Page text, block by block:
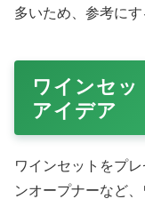
多いため、参考にす
ワインセ
アイデア
ワインセットをプ
ンオープナーなど